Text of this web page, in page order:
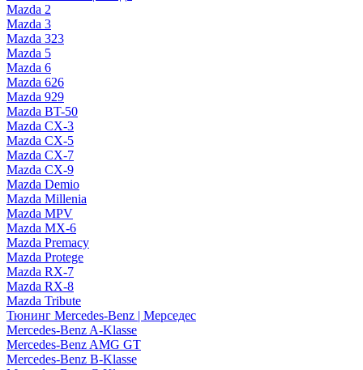
Mazda 2
Mazda 3
Mazda 323
Mazda 5
Mazda 6
Mazda 626
Mazda 929
Mazda BT-50
Mazda CX-3
Mazda CX-5
Mazda CX-7
Mazda CX-9
Mazda Demio
Mazda Millenia
Mazda MPV
Mazda MX-6
Mazda Premacy
Mazda Protege
Mazda RX-7
Mazda RX-8
Mazda Tribute
Тюнинг Mercedes-Benz | Мерседес
Mercedes-Benz A-Klasse
Mercedes-Benz AMG GT
Mercedes-Benz B-Klasse